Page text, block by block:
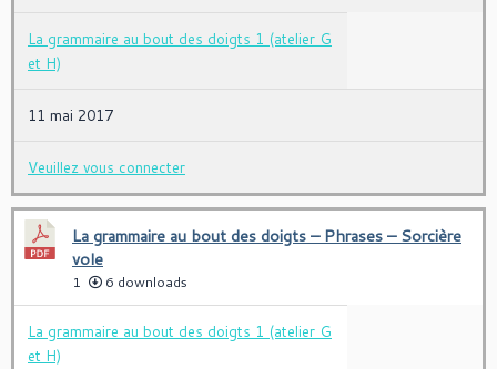
La grammaire au bout des doigts 1 (atelier G
et H)
11 mai 2017
Veuillez vous connecter
La grammaire au bout des doigts – Phrases – Sorcière
vole
1 6 downloads
La grammaire au bout des doigts 1 (atelier G
et H)